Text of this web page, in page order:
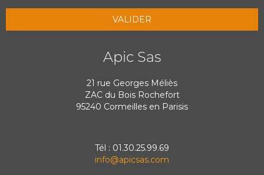
Apic Sas
21 rue Georges Méliès
ZAC du Bois Rochefort
95240 Cormeilles en Parisis
Tél : 01.30.25.99.69
info@apicsas.com